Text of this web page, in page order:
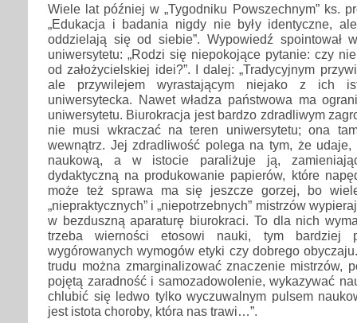
Wiele lat później w „Tygodniku Powszechnym” ks.
„Edukacja i badania nigdy nie były identyczne,
oddzielają się od siebie”. Wypowiedź spointował
uniwersytetu: „Rodzi się niepokojące pytanie: czy
od założycielskiej idei?”. I dalej: „Tradycyjnym
ale przywilejem wyrastającym niejako z ich
uniwersytecka. Nawet władza państwowa ma
uniwersytetu. Biurokracja jest bardzo zdradliwym
nie musi wkraczać na teren uniwersytetu; ona
wewnątrz. Jej zdradliwość polega na tym, że udaje,
naukową, a w istocie paraliżuje ją,
dydaktyczną na produkowanie papierów, które
może też sprawa ma się jeszcze gorzej, bo
„niepraktycznych” i „niepotrzebnych” mistrzów
w bezduszną aparaturę biurokraci. To dla nich
trzeba wierności etosowi nauki, tym bardziej
wygórowanych wymogów etyki czy dobrego
trudu można zmarginalizować znaczenie mistrzów,
pojętą zaradność i samozadowolenie, wykazywać
chlubić się ledwo tylko wyczuwalnym pulsem
jest istota choroby, która nas trawi…”.